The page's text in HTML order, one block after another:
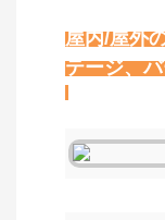
屋内/屋外